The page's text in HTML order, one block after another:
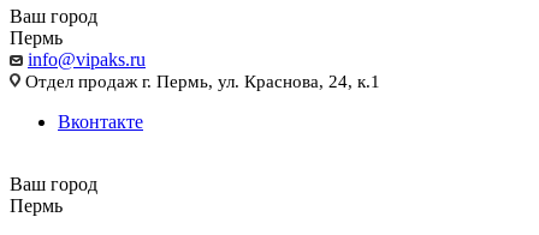
Ваш город
Пермь
info@vipaks.ru
Отдел продаж г. Пермь, ул. Краснова, 24, к.1
Вконтакте
Ваш город
Пермь